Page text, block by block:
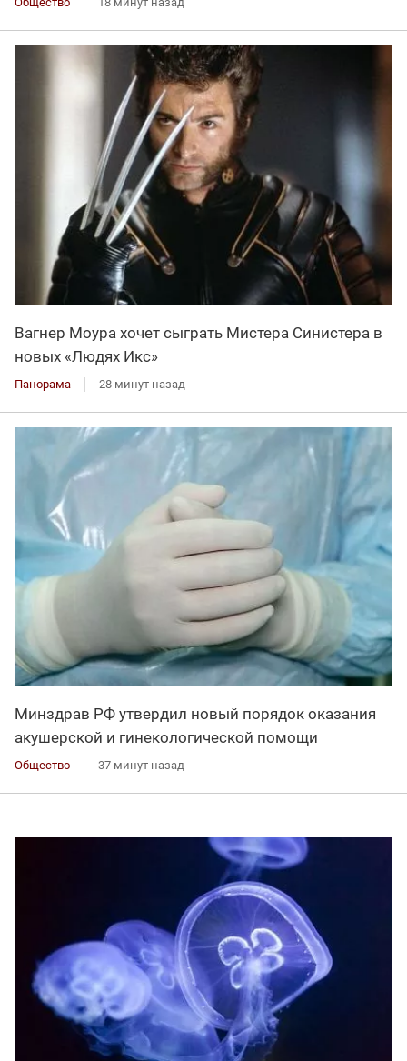
Вагнер Моура хочет сыграть Мистера Синистера в
новых «Людях Икс»
Панорама 28 минут назад
Минздрав РФ утвердил новый порядок оказания
акушерской и гинекологической помощи
Общество 37 минут назад